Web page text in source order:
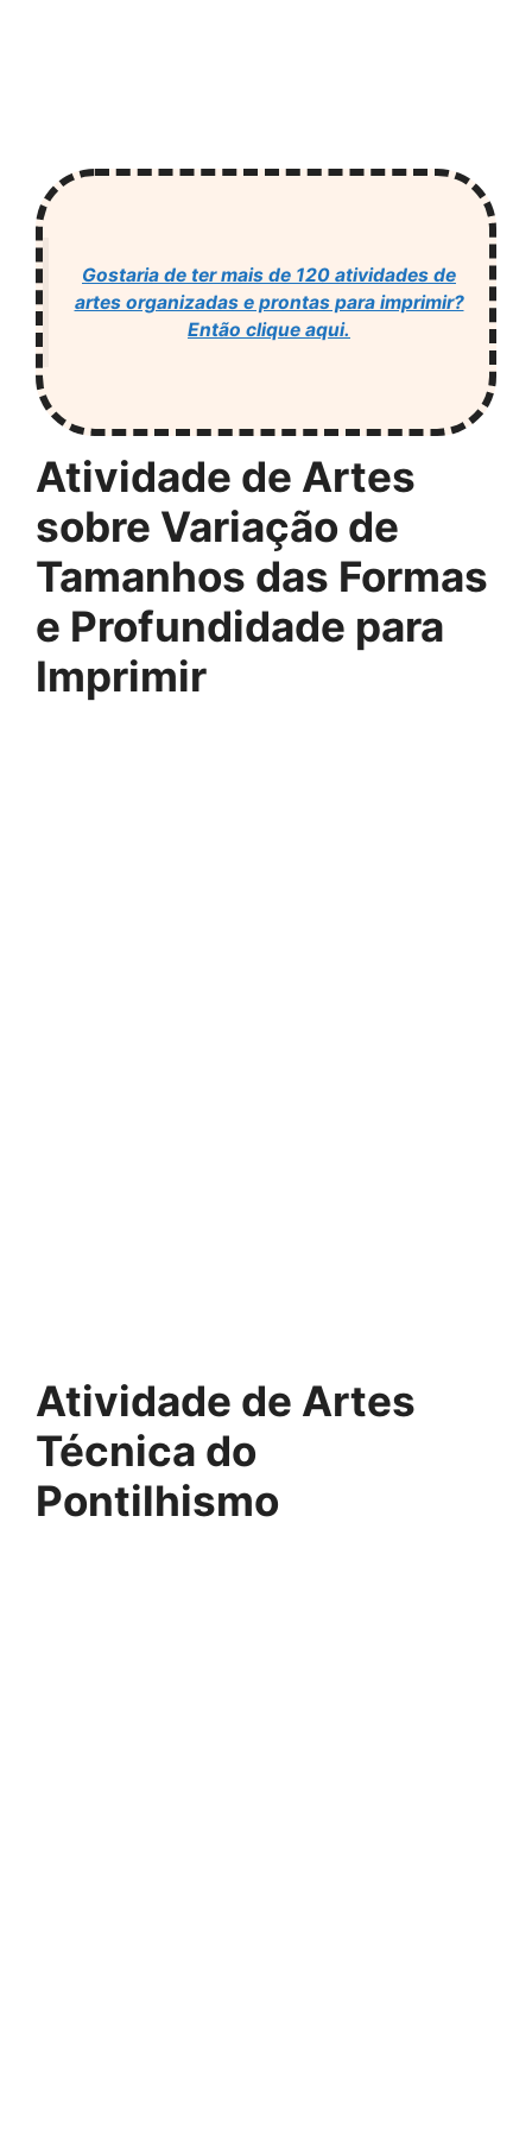
Gostaria de ter mais de 120 atividades de
artes organizadas e prontas para imprimir?
Então clique aqui.
Atividade de Artes
sobre Variação de
Tamanhos das Formas
e Profundidade para
Imprimir
Atividade de Artes
Técnica do
Pontilhismo